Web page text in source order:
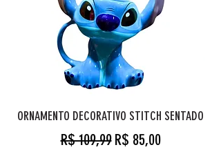
ORNAMENTO DECORATIVO STITCH SENTADO
Preço normal
R$ 109,99 Preço promocional
R$ 85,00